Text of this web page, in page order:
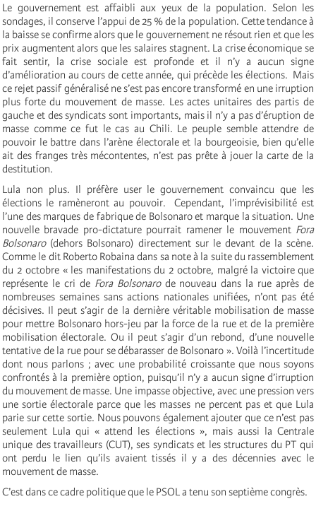
Le gouvernement est affaibli aux yeux de la population. Selon les
sondages, il conserve l’appui de 25 % de la population. Cette tendance à
la baisse se confirme alors que le gouvernement ne résout rien et que les
prix augmentent alors que les salaires stagnent. La crise économique se
fait sentir, la crise sociale est profonde et il n’y a aucun signe
d’amélioration au cours de cette année, qui précède les élections. Mais
ce rejet passif généralisé ne s’est pas encore transformé en une irruption
plus forte du mouvement de masse. Les actes unitaires des partis de
gauche et des syndicats sont importants, mais il n’y a pas d’éruption de
masse comme ce fut le cas au Chili. Le peuple semble attendre de
pouvoir le battre dans l’arène électorale et la bourgeoisie, bien qu’elle
ait des franges très mécontentes, n’est pas prête à jouer la carte de la
destitution.
Lula non plus. Il préfère user le gouvernement convaincu que les
élections le ramèneront au pouvoir. Cependant, l’imprévisibilité est
l’une des marques de fabrique de Bolsonaro et marque la situation. Une
nouvelle bravade pro-dictature pourrait ramener le mouvement Fora
Bolsonaro(dehors Bolsonaro) directement sur le devant de la scène.
Comme le dit Roberto Robaina dans sa note à la suite du rassemblement
du 2 octobre « les manifestations du 2 octobre, malgré la victoire que
représente le cri de Fora Bolsonarode nouveau dans la rue après de
nombreuses semaines sans actions nationales unifiées, n’ont pas été
décisives. Il peut s’agir de la dernière véritable mobilisation de masse
pour mettre Bolsonaro hors-jeu par la force de la rue et de la première
mobilisation électorale. Ou il peut s’agir d’un rebond, d’une nouvelle
tentative de la rue pour se débarasser de Bolsonaro ». Voilà l’incertitude
dont nous parlons ; avec une probabilité croissante que nous soyons
confrontés à la première option, puisqu’il n’y a aucun signe d’irruption
du mouvement de masse. Une impasse objective, avec une pression vers
une sortie électorale parce que les masses ne percent pas et que Lula
parie sur cette sortie. Nous pouvons également ajouter que ce n’est pas
seulement Lula qui « attend les élections », mais aussi la Centrale
unique des travailleurs (CUT), ses syndicats et les structures du PT qui
ont perdu le lien qu’ils avaient tissés il y a des décennies avec le
mouvement de masse.
C’est dans ce cadre politique que le PSOL a tenu son septième congrès.